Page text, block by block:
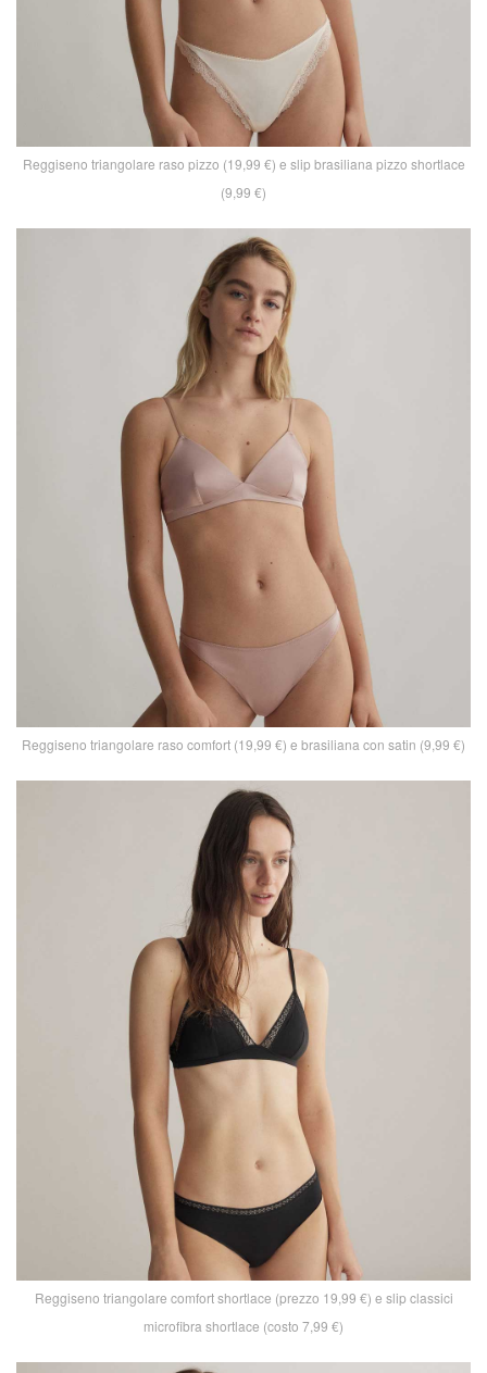
Reggiseno triangolare raso pizzo (19,99 €) e slip brasiliana pizzo shortlace
(9,99 €)
Reggiseno triangolare raso comfort (19,99 €) e brasiliana con satin (9,99 €)
Reggiseno triangolare comfort shortlace (prezzo 19,99 €) e slip classici
microfibra shortlace (costo 7,99 €)